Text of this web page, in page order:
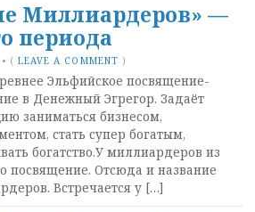
Миллиардеров» —
периода
• (LEAVE A COMMENT )
Эльфийское посвящение-
в Денежный Эгрегор. Задаёт
заниматься бизнесом,
стать супер богатым,
богатство.У миллиардеров из
посвящение. Отсюда и название
Встречается у […]